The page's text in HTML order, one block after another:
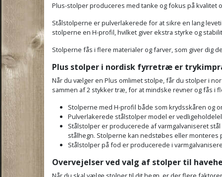
Plus-stolper produceres med tanke og fokus på
Stålstolperne er pulverlakerede for at sikre en lang
stolperne en H-profil, hvilket giver ekstra styrke og
Stolperne fås i flere materialer og farver, som giver dig
Plus stolper i nordisk fyrretræ er
Når du vælger en Plus omlimet stolpe, får du stolper i
sammen af 2 stykker træ, for at mindske revner og fås i
Stolperne med H-profil både som krydsskåren og
Pulverlakerede stålstolper model er
Stålstolper er producerede af varmgalvaniseret
stålhegn. Stolperne kan nedstøbes eller monteres
Stålstolper på fod er producerede i
Overvejelser ved valg af stolper til